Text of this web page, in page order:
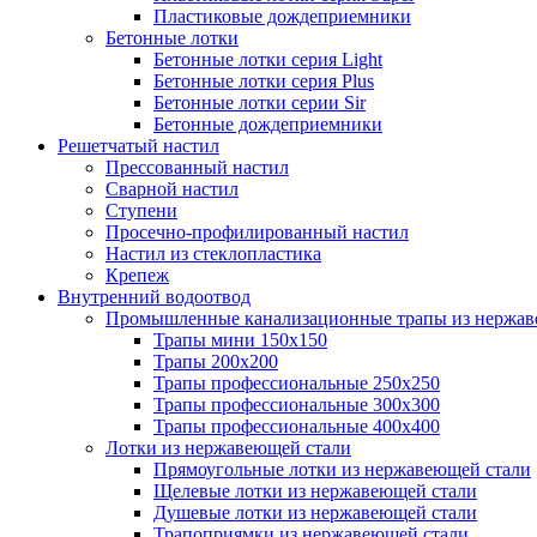
Пластиковые дождеприемники
Бетонные лотки
Бетонные лотки серия Light
Бетонные лотки серия Plus
Бетонные лотки серии Sir
Бетонные дождеприемники
Решетчатый настил
Прессованный настил
Сварной настил
Ступени
Просечно-профилированный настил
Настил из стеклопластика
Крепеж
Внутренний водоотвод
Промышленные канализационные трапы из
Трапы мини 150х150
Трапы 200х200
Трапы профессиональные 250х250
Трапы профессиональные 300х300
Трапы профессиональные 400х400
Лотки из нержавеющей стали
Прямоугольные лотки из нержавеющей стали
Щелевые лотки из нержавеющей стали
Душевые лотки из нержавеющей стали